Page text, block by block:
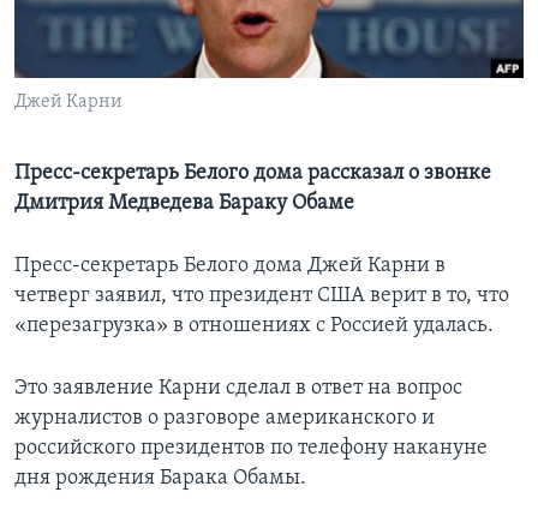
Learning English
СОЦИАЛЬНЫЕ СЕТИ
Языки
Джей Карни
Пресс-секретарь Белого дома рассказал о звонке
Дмитрия Медведева Бараку Обаме
Пресс-секретарь Белого дома Джей Карни в
четверг заявил, что президент США верит в то, что
«перезагрузка» в отношениях с Россией удалась.
Это заявление Карни сделал в ответ на вопрос
журналистов о разговоре американского и
российского президентов по телефону накануне
дня рождения Барака Обамы.